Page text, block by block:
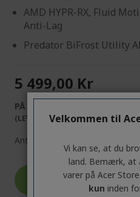
AMD HYPR-RX, Fluid
Anti-Lag
Predator BiFrost Utility
5 499,00 Kr
PÅ LAGER
(LEVERING 1-4 ARBEJDSDAGE)
Antal:
Gå til
Velkommen til
Vi kan se, at du
land. Bemærk, at
varer på Acer
kun inden